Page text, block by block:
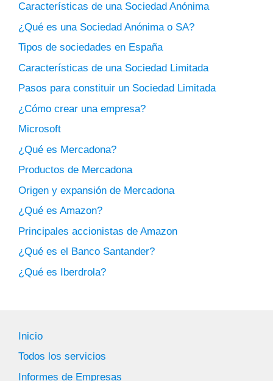
Características de una Sociedad Anónima
¿Qué es una Sociedad Anónima o SA?
Tipos de sociedades en España
Características de una Sociedad Limitada
Pasos para constituir un Sociedad Limitada
¿Cómo crear una empresa?
Microsoft
¿Qué es Mercadona?
Productos de Mercadona
Origen y expansión de Mercadona
¿Qué es Amazon?
Principales accionistas de Amazon
¿Qué es el Banco Santander?
¿Qué es Iberdrola?
Inicio
Todos los servicios
Informes de Empresas